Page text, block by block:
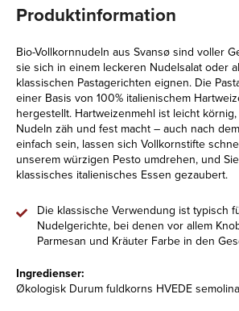
Produktinformation
Bio-Vollkornnudeln aus Svansø sind voller
sie sich in einem leckeren Nudelsalat oder
klassischen Pastagerichten eignen. Die
einer Basis von 100% italienischem
hergestellt. Hartweizenmehl ist leicht
Nudeln zäh und fest macht – auch nach
einfach sein, lassen sich Vollkornstifte
unserem würzigen Pesto umdrehen, und
klassisches italienisches Essen gezaubert.
Die klassische Verwendung ist typisch
Nudelgerichte, bei denen vor allem
Parmesan und Kräuter Farbe in den
Ingredienser:
Økologisk Durum fuldkorns HVEDE semolina